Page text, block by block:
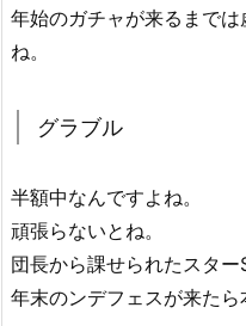
年始のガチャが来るまで
ね。
グラブル
半額中なんですよね。
頑張らないとね。
団長から課せられたスター
年末のンデフェスが来たら